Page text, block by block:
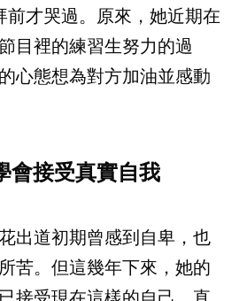
前才哭過。原來，她近期在
目裡的練習生努力的過
心態想為對方加油並感動
會接受真實自我
出道初期曾感到自卑，也
苦。但這幾年下來，她的